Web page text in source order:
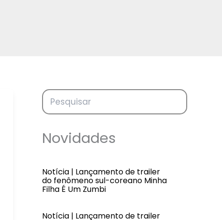
Novidades
Notícia | Lançamento de trailer
do fenômeno sul-coreano Minha
Filha É Um Zumbi
Notícia | Lançamento de trailer